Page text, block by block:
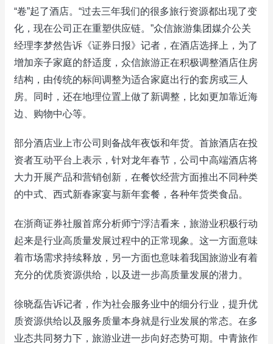
“卷”起了酒店。“过去三年我们的很多旅行资源都出现了变
化，现在公司正在重塑供应链。”众信旅游集团媒介公关
经理李梦然告诉《证券日报》记者，在酒店选择上，为了
增加亲子家庭的舒适度，众信旅游正在积极调整酒店住房
结构，由传统的标间调整为适合家庭出行的套房或三人
房。同时，还在地理位置上做了新调整，比如更加靠近海
边、购物中心等。
部分酒店业上市公司则备战年夜饭和年货。首旅酒店在投
资者互动平台上表示，针对龙年春节，公司中高端酒店将
大力开展产品和营销创新，在餐饮经营方面推出不同种类
的中式、西式新春家宴与新年套餐，各种年货类食品。
在浙商证券社服首席分析师宁浮洁看来，旅游业积极行动
起来是行业高质量发展过程中的正常现象。这一方面意味
着市场需求持续释放，另一方面也意味着我国旅游业有着
充分的优质资源供给，以及进一步高质量发展的潜力。
徐晓磊告诉记者，作为社会服务业中的细分行业，提升优
质资源供给以及服务质量本身就是行业发展的常态。在多
业态共同努力下，旅游业进一步向好态势可期。中青旅作